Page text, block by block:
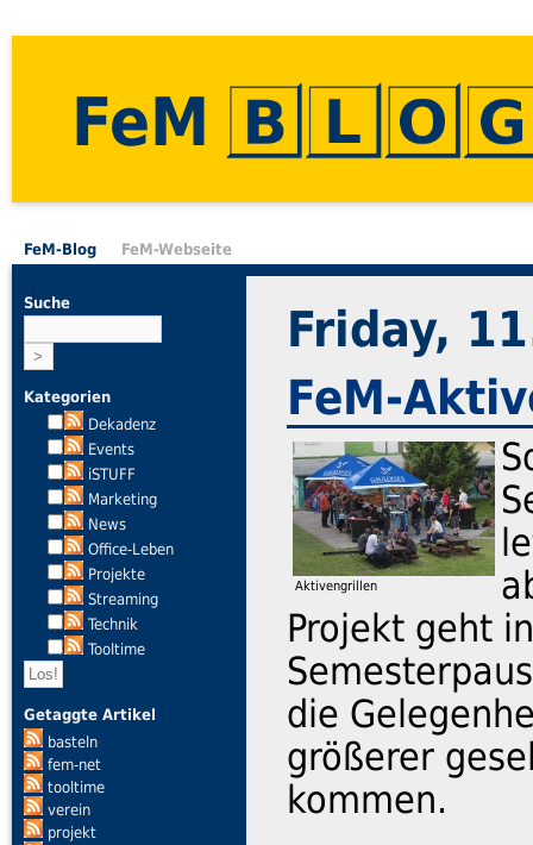
FeM
FeM-Blog FeM-Webseite
Suche
Kategorien
Dekadenz
Events
iSTUFF
Marketing
News
Office-Leben
Projekte
Streaming
Technik
Tooltime
Getaggte Artikel
basteln
fem-net
tooltime
verein
projekt
Friday,
FeM-
Aktivengrillen
Projekt geht
die
größerer
kommen.